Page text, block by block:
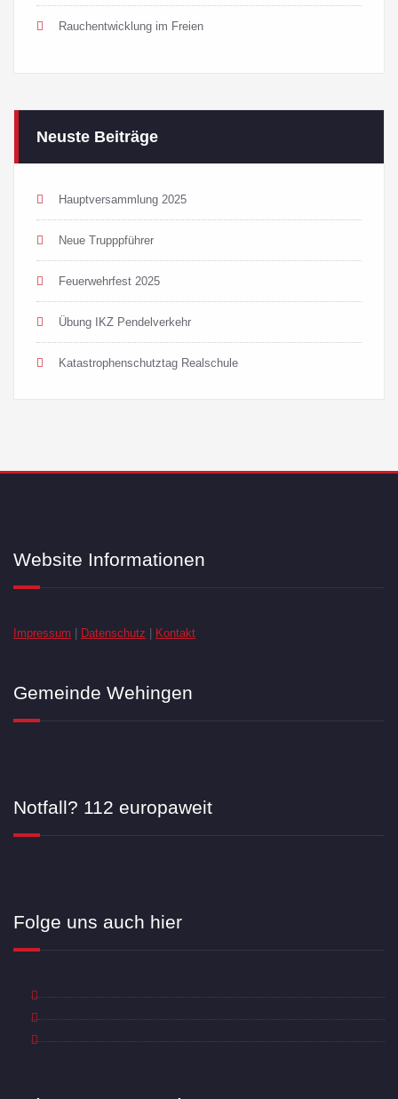
Rauchentwicklung im Freien
Neuste Beiträge
Hauptversammlung 2025
Neue Trupppführer
Feuerwehrfest 2025
Übung IKZ Pendelverkehr
Katastrophenschutztag Realschule
Website Informationen
Impressum Datenschutz Kontakt
Gemeinde Wehingen
Notfall? 112 europaweit
Folge uns auch hier